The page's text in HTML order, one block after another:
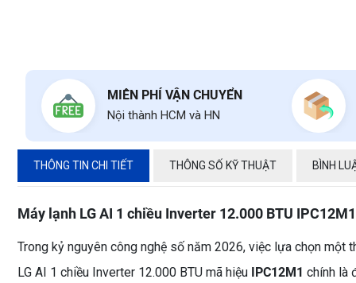
MIỄN PHÍ VẬN CHUYỂN
Nội thành HCM và HN
THÔNG TIN CHI TIẾT THÔNG SỐ KỸ THUẬT BÌNH
Máy lạnh LG AI 1 chiều Inverter 12.000 BTU
Trong kỷ nguyên công nghệ số năm 2026, việc lựa chọn
LG AI 1 chiều Inverter 12.000 BTU mã hiệu IPC12M1 chính là